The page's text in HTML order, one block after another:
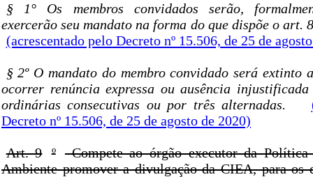
§ 1° Os membros convidados serão,
exercerão seu mandato na forma do que dispõe o art.
(acrescentado pelo Decreto nº 15.506, de 25 de
§ 2º O mandato do membro convidado será extinto
ocorrer renúncia expressa ou ausência
ordinárias consecutivas ou por três alternadas.
Decreto nº 15.506, de 25 de agosto de 2020)
Art. 9 º
Compete ao órgão executor da
Ambiente promover a divulgação da CIEA, para os